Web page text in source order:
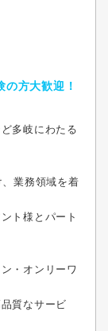
方大歓迎！
多岐にわたる
業務領域を着
ト様とパート
・オンリーワ
質なサービ